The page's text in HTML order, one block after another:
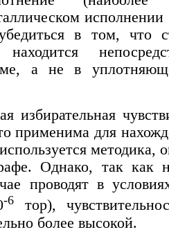
исполнении
в том, что
а не в
избирательная
применима для
методика,
Однако, так как
проводят в
-6
тор),
более высокой.